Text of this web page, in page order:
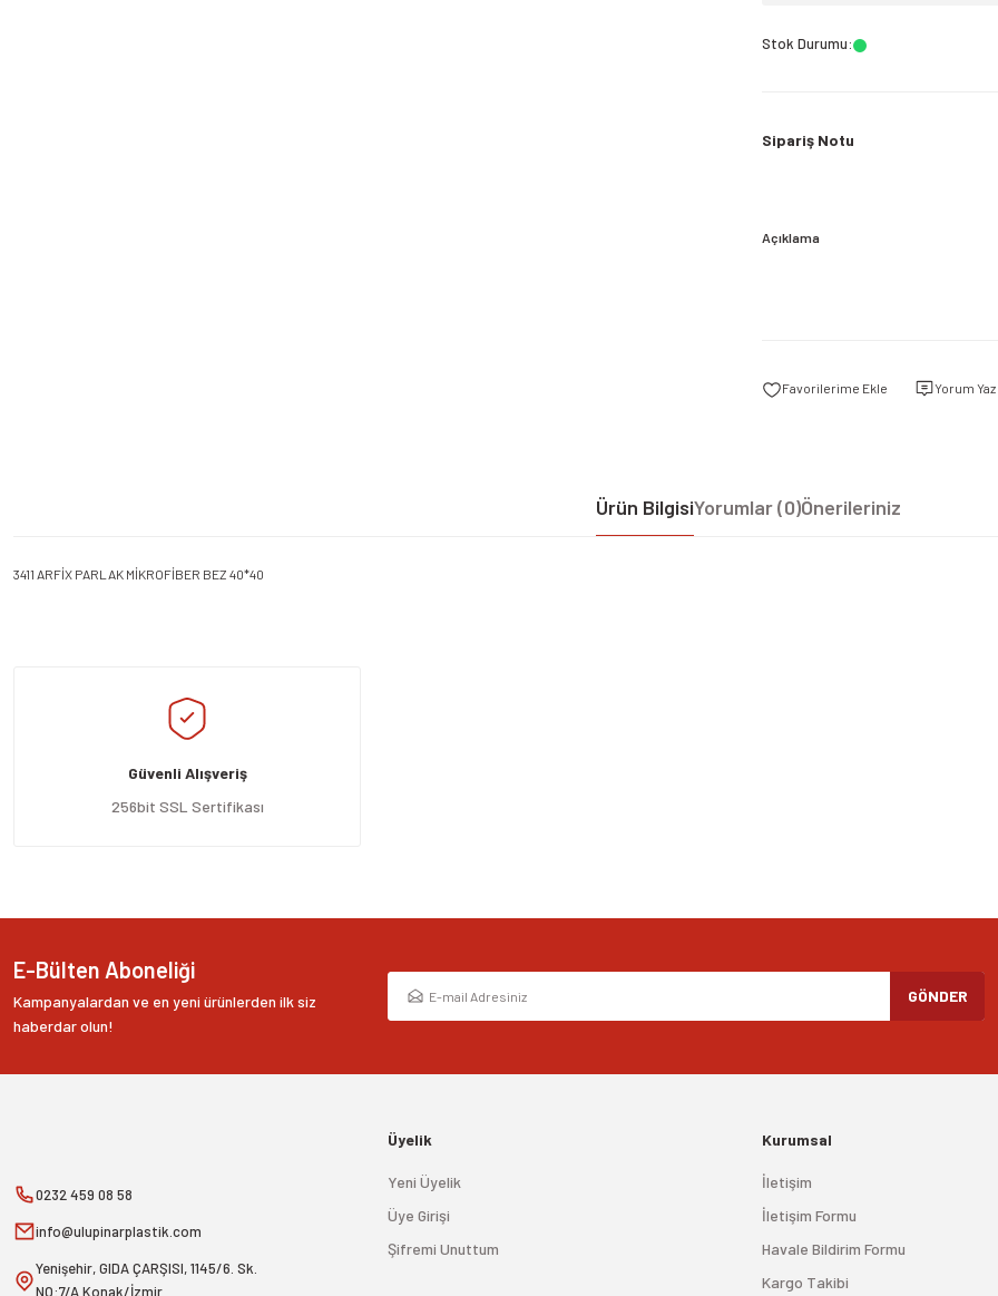
Stok Durumu:
Sipariş Notu
Açıklama
Yorum Yaz
Ürün BilgisiYorumlar (0)Önerileriniz
3411 ARFİX PARLAK MİKROFİBER BEZ 40*40
Ürün resmi kalitesiz, bozuk veya görüntülenemiyor.
Ürün açıklamasında eksik bilgiler bulunuyor.
Ürün bilgilerinde hatalar bulunuyor.
Ürün fiyatı diğer sitelerden daha pahalı.
Güvenli Alışveriş
256bit SSL Sertifikası
E-Bülten Aboneliği
Kampanyalardan ve en yeni ürünlerden ilk siz
haberdar olun!
GÖNDER
0232 459 08 58
info@ulupinarplastik.com
Yenişehir, GIDA ÇARŞISI, 1145/6. Sk.
NO:7/A Konak/İzmir
Üyelik
Yeni Üyelik
Üye Girişi
Şifremi Unuttum
Kurumsal
İletişim
İletişim Formu
Havale Bildirim Formu
Kargo Takibi